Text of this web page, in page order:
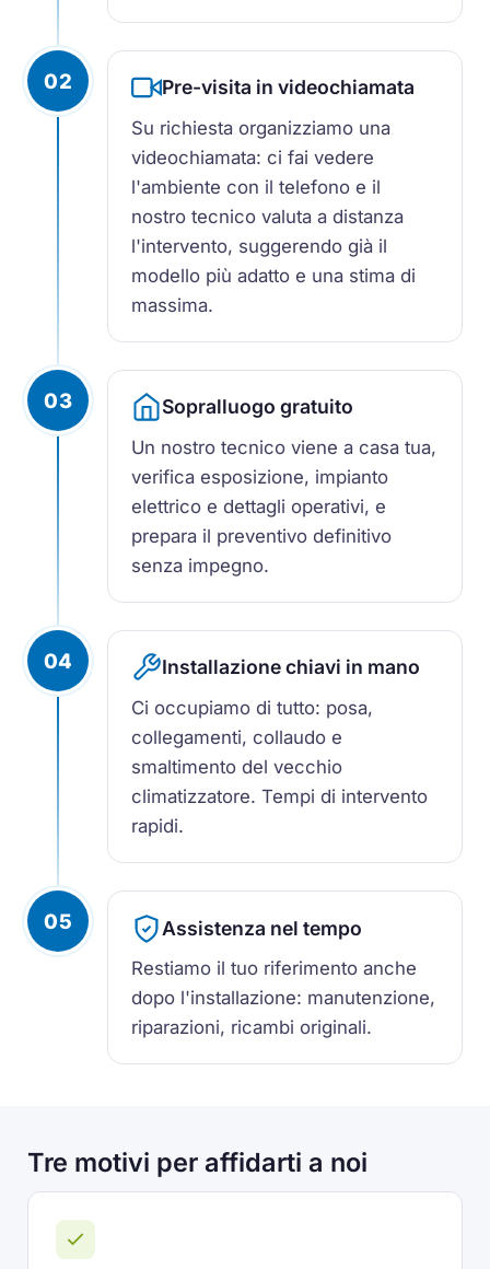
02 Pre-visita in videochiamata
Su richiesta organizziamo una
videochiamata: ci fai vedere
l'ambiente con il telefono e il
nostro tecnico valuta a distanza
l'intervento, suggerendo già il
modello più adatto e una stima di
massima.
03 Sopralluogo gratuito
Un nostro tecnico viene a casa tua,
verifica esposizione, impianto
elettrico e dettagli operativi, e
prepara il preventivo definitivo
senza impegno.
04 Installazione chiavi in mano
Ci occupiamo di tutto: posa,
collegamenti, collaudo e
smaltimento del vecchio
climatizzatore. Tempi di intervento
rapidi.
05 Assistenza nel tempo
Restiamo il tuo riferimento anche
dopo l'installazione: manutenzione,
riparazioni, ricambi originali.
Tre motivi per affidarti a noi